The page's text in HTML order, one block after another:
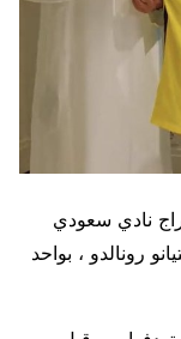
نادي سعودي
رونالدو ، بواحد